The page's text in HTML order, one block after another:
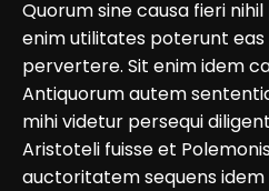
Quorum sine causa fieri
enim utilitates poterunt
pervertere. Sit enim idem
Antiquorum autem
mihi videtur persequi
Aristoteli fuisse et
auctoritatem sequens idem